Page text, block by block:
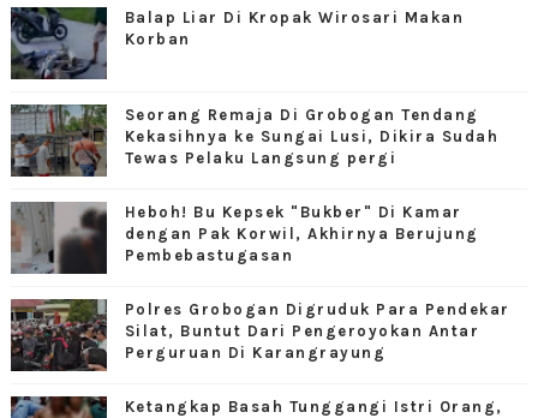
Balap Liar Di Kropak Wirosari Makan
Korban
Seorang Remaja Di Grobogan Tendang
Kekasihnya ke Sungai Lusi, Dikira Sudah
Tewas Pelaku Langsung pergi
Heboh! Bu Kepsek "Bukber" Di Kamar
dengan Pak Korwil, Akhirnya Berujung
Pembebastugasan
Polres Grobogan Digruduk Para Pendekar
Silat, Buntut Dari Pengeroyokan Antar
Perguruan Di Karangrayung
Ketangkap Basah Tunggangi Istri Orang,